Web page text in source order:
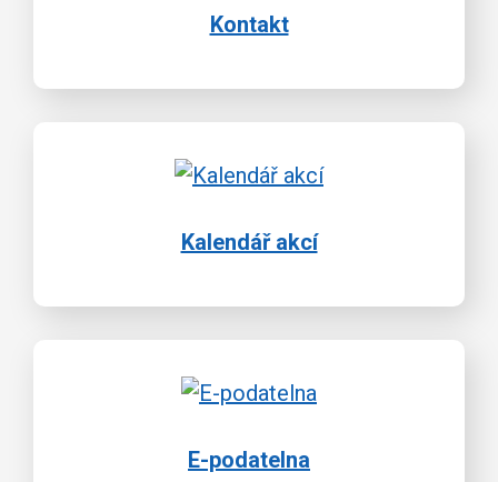
Kontakt
Kalendář akcí
E-podatelna